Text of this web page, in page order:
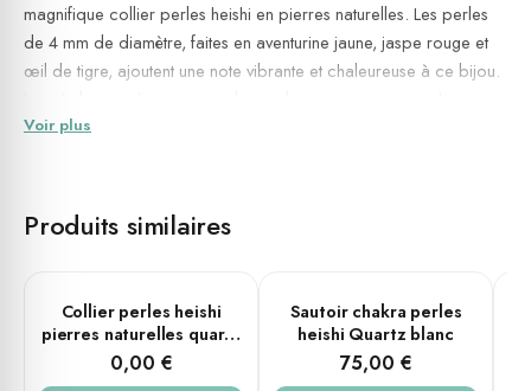
magnifique collier perles heishi en pierres naturelles. Les perles
de 4 mm de diamètre, faites en aventurine jaune, jaspe rouge et
œil de tigre, ajoutent une note vibrante et chaleureuse à ce bijou.
d'élégance et de modernité.
pour le bien-être
propriétés bénéfiques pour le bien-être. L'aventurine jaune est
connue pour favoriser la prospérité et la chance, le jaspe rouge
apporte force et vitalité, tandis que l'œil de tigre apaise les peurs
Voir plus
Produits similaires
PLUSIEURS TAILLES
Collier perles heishi
pierres naturelles quartz
rose améthyste
0,00 €
Sautoir chakra perles
heishi Quartz blanc
75,00 €